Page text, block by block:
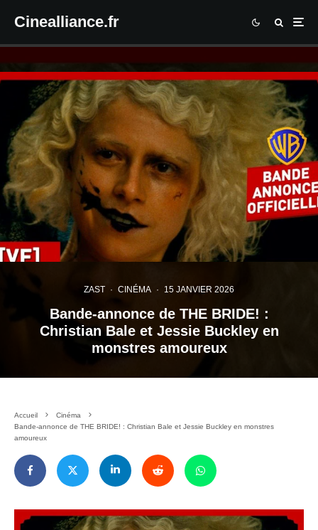
Cinealliance.fr
ZAST · CINÉMA · 15 JANVIER 2026
Bande-annonce de THE BRIDE! :
Christian Bale et Jessie Buckley en
monstres amoureux
Accueil
Cinéma
Bande-annonce de THE BRIDE! : Christian Bale et Jessie Buckley en monstres
amoureux